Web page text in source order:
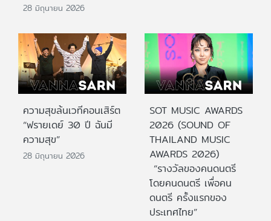
28 มิถุนายน 2026
ความสุขล้นเวทีคอนเสิร์ต
“ฟรายเดย์ 30 ปี ฉันมี
ความสุข”
28 มิถุนายน 2026
SOT MUSIC AWARDS
2026 (SOUND OF
THAILAND MUSIC
AWARDS 2026)
“รางวัลของคนดนตรี
โดยคนดนตรี เพื่อคน
ดนตรี ครั้งแรกของ
ประเทศไทย”